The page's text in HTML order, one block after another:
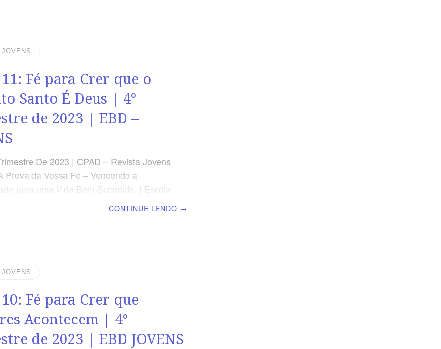
JOVENS
Fé para Crer que o
Santo É Deus | 4°
de 2023 | EBD –
De 2023 | CPAD – Revista Jovens
Prova da Vossa Fé – Vencendo a
para uma Vida Bem-Sucedida | Escola
DA LIÇÃO Somente por meio da
o pecado, assim
CONTINUE LENDO →
JOVENS
Fé para Crer que
Acontecem | 4°
de 2023 | EBD JOVENS